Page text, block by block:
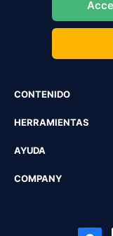
CONTENIDO
HERRAMIENTAS
AYUDA
COMPANY